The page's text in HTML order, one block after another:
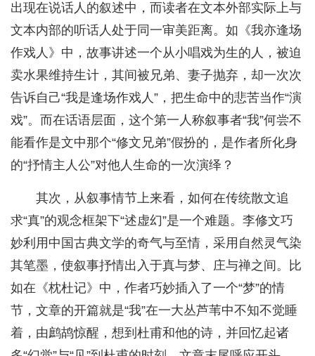
出现在说话人的叙述中，而读者在文本外部实际上与
文本内部的听话人处于同一审美距离。如《我亦逢场
作戏人》中，故事讲述一个从小唱戏为生的人，被迫
卖水果维持生计，其间被兄弟、妻子抛弃，却一次次
告诉自己“我是逢场作戏人”，把生命中的悲苦当作“演
戏”。而在话语层面，这个第一人称叙事者“我”何尝不
能看作是文中那个“修文兄弟”假扮的，是作者所化身
的“抒情主人公”对他人生命的一次演绎？
其次，从叙事情节上来看，如何在传统散文追
求“真”的观念框架下“述虚幻”是一个难题。李修文巧
妙利用中国古典文学的奇气与至情，采用自然灵气染
其笔墨，使叙事抒情出入于真与梦、庄与禅之间。比
如在《枕杜记》中，作者巧妙插入了一个“梦”的情
节，文章的开篇就是“我”在一大丛芦苇中不知不觉睡
着，由鹧鸪惊醒，想到杜甫和他的诗，并回忆起诸